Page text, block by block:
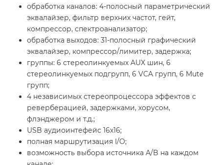
обработка каналов: 4-полосный параметрический
эквалайзер, фильтр верхних частот, гейт,
компрессор, спектроанализатор;
обработка выходов: 31-полосный графический
эквалайзер, компрессор/лимитер, задержка;
группы: 6 стереолинкуемых AUX шин, 6
стереолинкуемых подгрупп, 6 VCA групп, 6 Mute
групп;
4 независимых стереопроцессора эффектов с
реверберацией, задержками, хорусом,
флэнджером и т.д.;
USB аудиоинтефейс 16х16;
полная маршрутизация I/O;
возможность выбора источника A/B на каждом